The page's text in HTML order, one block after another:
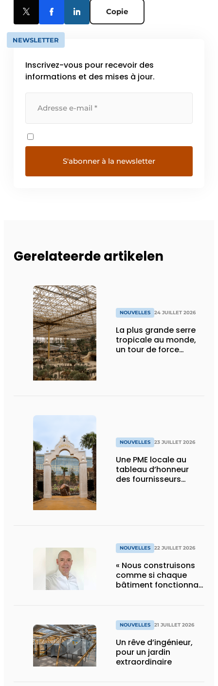
Copie
NEWSLETTER
Inscrivez-vous pour recevoir des
informations et des mises à jour.
Gerelateerde artikelen
NOUVELLES 24 JUILLET 2026
La plus grande serre
tropicale au monde,
un tour de force
NOUVELLES 23 JUILLET 2026
Une PME locale au
tableau d’honneur
des fournisseurs
NOUVELLES 22 JUILLET 2026
« Nous construisons
comme si chaque
bâtiment fonctionnait
»NOUVELLES 21 JUILLET 2026
Un rêve d’ingénieur,
pour un jardin
extraordinaire